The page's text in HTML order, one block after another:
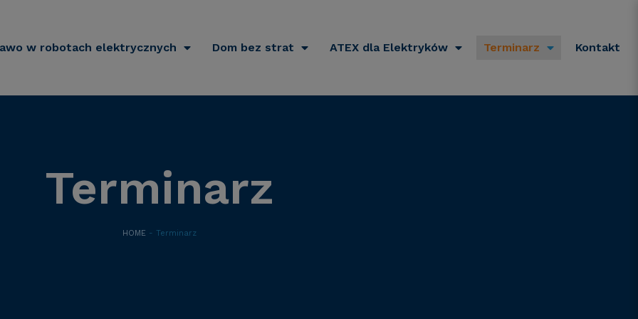
w robotach elektrycznych Dom bez strat ATEX dla Elektryków Terminarz Kontakt
Terminarz
HOME - Terminarz